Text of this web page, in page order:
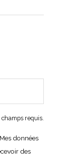
champs requis.
. Mes données
des